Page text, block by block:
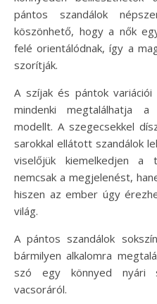
pántos szandálok
köszönhető, hogy a nők
felé orientálódnak, így a
szorítják.
A szíjak és pántok
mindenki megtalálhatja
modellt. A szegecsekkel
sarokkal ellátott szandálok
viselőjük kiemelkedjen a
nemcsak a megjelenést,
hiszen az ember úgy
világ.
A pántos szandálok
bármilyen alkalomra
szó egy könnyed nyári
vacsoráról.